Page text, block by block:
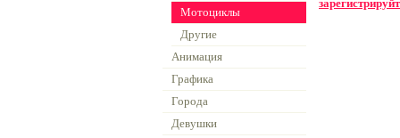
Мотоциклы
Другие
Анимация
Графика
Города
Девушки